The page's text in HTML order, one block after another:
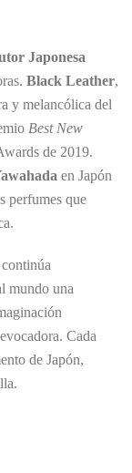
Japonesa
Black Leather,
y melancólica del
Best New
de 2019.
en Japón
perfumes que
continúa
mundo una
Cada
de Japón,